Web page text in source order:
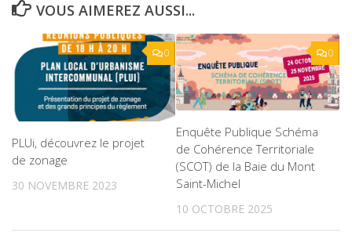
VOUS AIMEREZ AUSSI...
0
PLUi, découvrez le projet
de zonage
30 NOVEMBRE 2023
0
Enquête Publique Schéma
de Cohérence Territoriale
(SCOT) de la Baie du Mont
Saint-Michel
10 OCTOBRE 2025